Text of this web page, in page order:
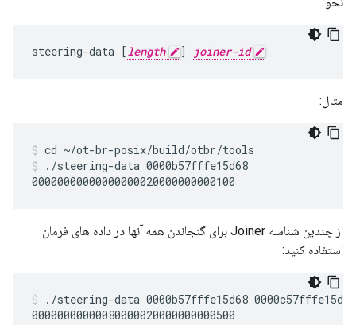
steering-data [length ] joiner-id
مثال:
cd ~/ot-br-posix/build/otbr/tools
./steering-data 0000b57fffe15d68
از چندین شناسه Joiner برای گنجاندن همه آنها در داده های فرمان
استفاده کنید:
./steering-data 0000b57fffe15d68 0000c57fffe15d68